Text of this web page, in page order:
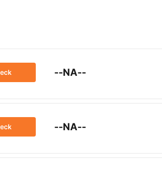
--NA--
--NA--